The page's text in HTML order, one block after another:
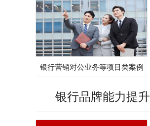
银行营销对公业务等项目类案例
银行品牌能力提升